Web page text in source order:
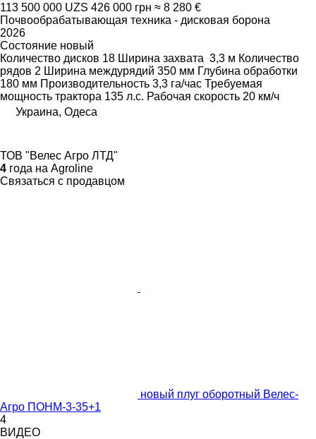
113 500 000 UZS 426 000 грн ≈ 8 280 €
Почвообрабатывающая техника - дисковая борона
2026
Состояние новый
Количество дисков 18 Ширина захвата 3,3 м Количество
рядов 2 Ширина междурядий 350 мм Глубина обработки
180 мм Производительность 3,3 га/час Требуемая
мощность трактора 135 л.с. Рабочая скорость 20 км/ч
Украина, Одеса
ТОВ "Велес Агро ЛТД"
4 года на Agroline
Связаться с продавцом
новый плуг оборотный Велес-
Агро ПОНМ-3-35+1
4
ВИДЕО